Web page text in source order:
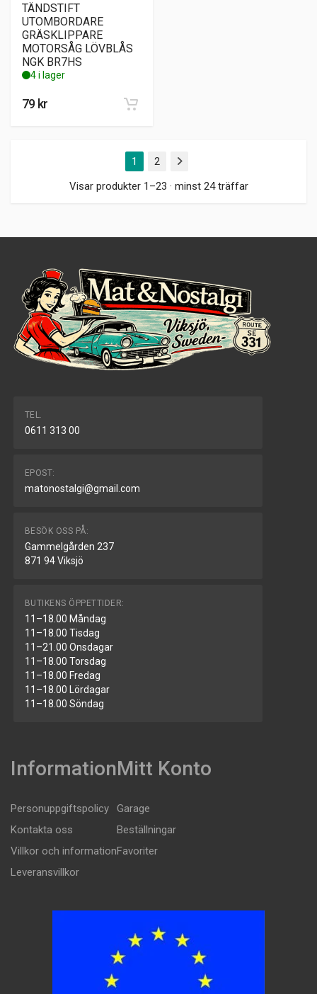
TÄNDSTIFT
UTOMBORDARE
GRÄSKLIPPARE
MOTORSÅG LÖVBLÅS
NGK BR7HS
4 i lager
79 kr
1 2
Nästa
Visar produkter 1–23 · minst 24 träffar
TEL.
0611 313 00
EPOST:
matonostalgi@gmail.com
BESÖK OSS PÅ:
Gammelgården 237
871 94 Viksjö
BUTIKENS ÖPPETTIDER:
11–18.00 Måndag
11–18.00 Tisdag
11–21.00 Onsdagar
11–18.00 Torsdag
11–18.00 Fredag
11–18.00 Lördagar
11–18.00 Söndag
Information
Personuppgiftspolicy
Kontakta oss
Villkor och information
Leveransvillkor
Mitt Konto
Garage
Beställningar
Favoriter